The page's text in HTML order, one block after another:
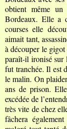
obtient même
Bordeaux. Elle a
courses elle
aimait tant,
à découper le
paraît-il ironisé sur
fut tranchée. Il est
le malin. On
ans de prison.
excédée de
très vite de chez
fâchera